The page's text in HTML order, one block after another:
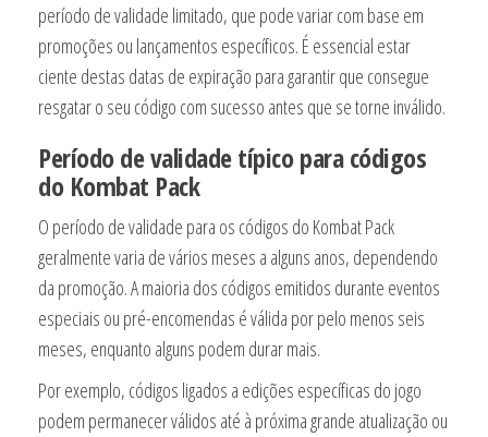
período de validade limitado, que pode variar com base em
promoções ou lançamentos específicos. É essencial estar
ciente destas datas de expiração para garantir que consegue
resgatar o seu código com sucesso antes que se torne inválido.
Período de validade típico para códigos
do Kombat Pack
O período de validade para os códigos do Kombat Pack
geralmente varia de vários meses a alguns anos, dependendo
da promoção. A maioria dos códigos emitidos durante eventos
especiais ou pré-encomendas é válida por pelo menos seis
meses, enquanto alguns podem durar mais.
Por exemplo, códigos ligados a edições específicas do jogo
podem permanecer válidos até à próxima grande atualização ou